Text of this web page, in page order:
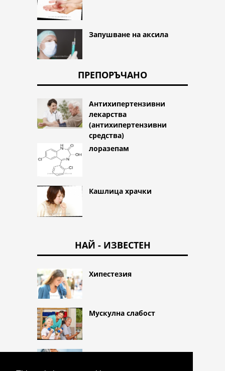
Запушване на аксила
ПРЕПОРЪЧАНО
Антихипертензивни
лекарства
(антихипертензивни
средства)
лоразепам
Кашлица храчки
НАЙ - ИЗВЕСТЕН
Хипестезия
Мускулна слабост
Кървене в края на